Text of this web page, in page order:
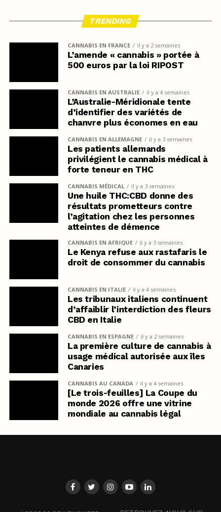
TRENDING
CANNABIS EN FRANCE il y a 2 semaines
L’amende « cannabis » portée à
500 euros par la loi RIPOST
CANNABIS EN AUSTRALIE il y a 4 semaines
L’Australie-Méridionale tente
d’identifier des variétés de
chanvre plus économes en eau
CANNABIS EN ALLEMAGNE il y a 3 semaines
Les patients allemands
privilégient le cannabis médical à
forte teneur en THC
CANNABIS MÉDICAL il y a 3 semaines
Une huile THC:CBD donne des
résultats prometteurs contre
l’agitation chez les personnes
atteintes de démence
CANNABIS EN AFRIQUE il y a 3 semaines
Le Kenya refuse aux rastafaris le
droit de consommer du cannabis
CANNABIS EN ITALIE il y a 4 semaines
Les tribunaux italiens continuent
d’affaiblir l’interdiction des fleurs
CBD en Italie
CANNABIS EN ESPAGNE il y a 2 semaines
La première culture de cannabis à
usage médical autorisée aux îles
Canaries
CANNABIS AU CANADA il y a 4 semaines
[Le trois-feuilles] La Coupe du
monde 2026 offre une vitrine
mondiale au cannabis légal